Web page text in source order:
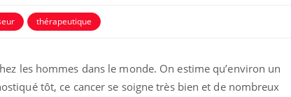
thérapeutique
les hommes dans le monde. On estime qu’environ un
tôt, ce cancer se soigne très bien et de nombreux